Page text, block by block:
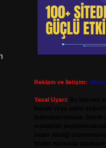
Reklam ve İletişim:
Yasal Uyarı: